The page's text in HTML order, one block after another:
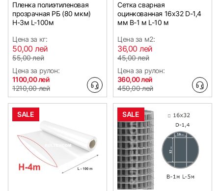
Пленка полиэтиленовая
прозрачная РБ (80 мкм)
Н-3м L-100м
Цена за кг:
50,00 лей
55,00 лей
Цена за рулон:
1100,00 лей
1210,00 лей
Сетка сварная
оцинкованная 16х32 D-1,4
мм B-1 м L-10 м
Цена за м2:
36,00 лей
45,00 лей
Цена за рулон:
360,00 лей
450,00 лей
SALE SALE